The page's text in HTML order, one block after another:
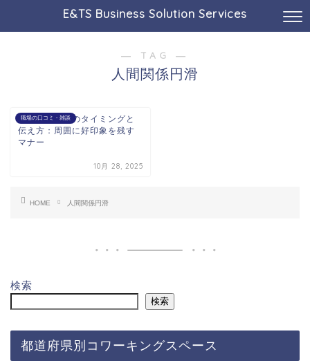
E&TS Business Solution Services
― TAG ―
人間関係円滑
職場の口コミ・雑談
職場入籍報告のタイミングと
伝え方：周囲に好印象を残す
マナー
10月 28, 2025
HOME 人間関係円滑
検索
検索
都道府県別コワーキングスペース